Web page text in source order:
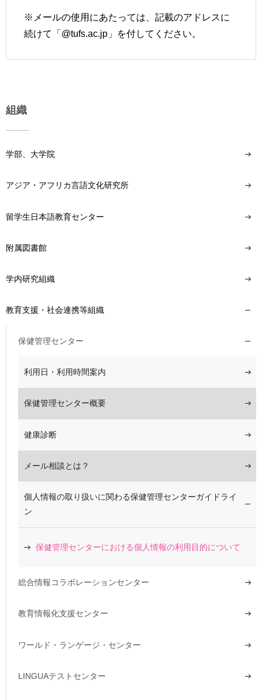
※メールの使用にあたっては、記載のアドレスに
続けて「@tufs.ac.jp」を付してください。
組織
学部、大学院
アジア・アフリカ言語文化研究所
留学生日本語教育センター
附属図書館
学内研究組織
教育支援・社会連携等組織
保健管理センター
利用日・利用時間案内
保健管理センター概要
健康診断
メール相談とは？
個人情報の取り扱いに関わる保健管理センターガイドライ
ン
保健管理センターにおける個人情報の利用目的について
総合情報コラボレーションセンター
教育情報化支援センター
ワールド・ランゲージ・センター
LINGUAテストセンター